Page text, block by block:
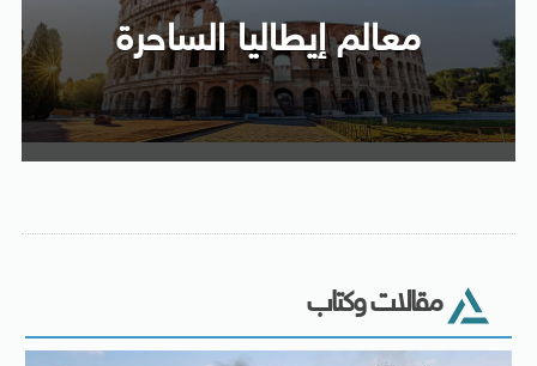
معالم إيطاليا الساحرة
مقالات وكتاب